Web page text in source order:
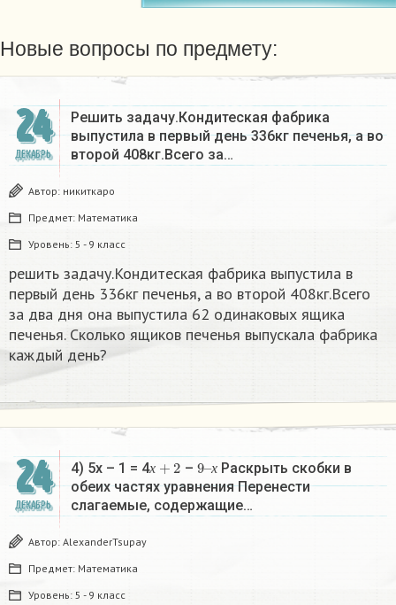
Новые вопросы по предмету:
24
ДЕКАБРЬ
Решить задачу.Кондитеская фабрика
выпустила в первый день 336кг печенья, а во
второй 408кг.Всего за…
Автор: никиткаро
Предмет: Математика
Уровень: 5 - 9 класс
решить задачу.Кондитеская фабрика выпустила в
первый день 336кг печенья, а во второй 408кг.Всего
за два дня она выпустила 62 одинаковых ящика
печенья. Сколько ящиков печенья выпускала фабрика
каждый день?
24
ДЕКАБРЬ
4) 5х – 1 = 4х
х+2 – х
9–
х
Раскрыть скобки в
обеих частях уравнения Перенести
слагаемые, содержащие…
Автор: AlexanderTsupay
Предмет: Математика
Уровень: 5 - 9 класс